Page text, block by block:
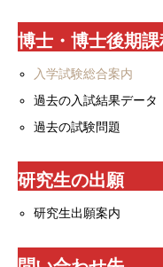
博士・博士後期
入学試験総合案内
過去の入試結果データ
過去の試験問題
研究生の出願
研究生出願案内